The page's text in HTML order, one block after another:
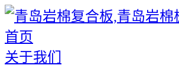
首页
关于我们